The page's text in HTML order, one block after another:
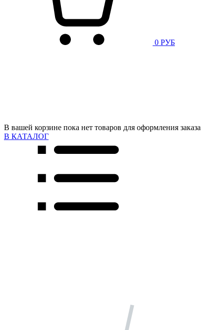
0 РУБ
В вашей корзине пока нет товаров для оформления заказа
В КАТАЛОГ